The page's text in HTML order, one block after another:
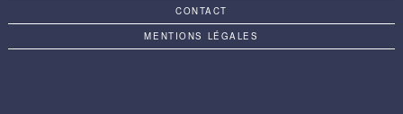
CONTACT
MENTIONS LÉGALES